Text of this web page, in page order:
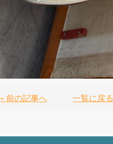
« 前の記事へ 一覧に戻る